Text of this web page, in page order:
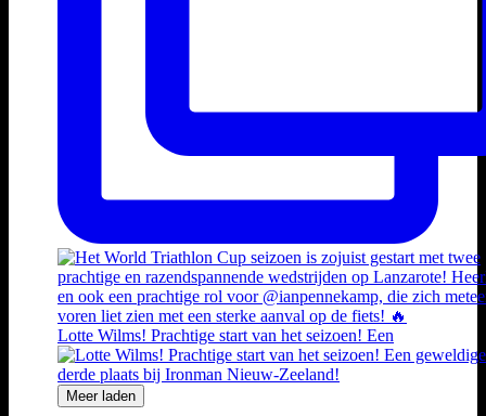
Lotte Wilms! Prachtige start van het seizoen! Een
Meer laden